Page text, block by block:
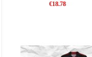
€18.78